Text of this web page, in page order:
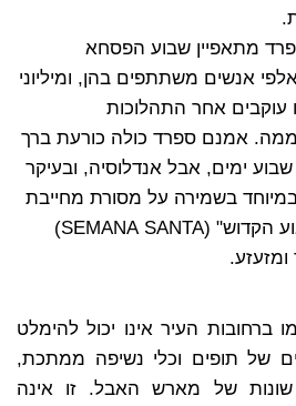
מתאפיין שבוע הפסחא
אנשים משתתפים בהן, ומיליוני
עוקבים אחר התהלוכות
אמנם ספרד כולה כורעת ברך
ימים, אבל אנדלוסיה, ובעיקר
בשמירה על מסורת מחייבת
ומפורטת. במהלך "השבוע הקדוש" (SEMANA SANTA)
העיר אינו יכול להימלט
של תופים וכלי נשיפה ממתכת,
שונות של מארש האבל. זו אינה